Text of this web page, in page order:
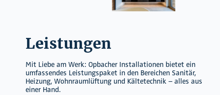
Leistungen
Mit Liebe am Werk: Opbacher Installationen bietet ein
umfassendes Leistungspaket in den Bereichen Sanitär,
Heizung, Wohnraumlüftung und Kältetechnik – alles aus
einer Hand.